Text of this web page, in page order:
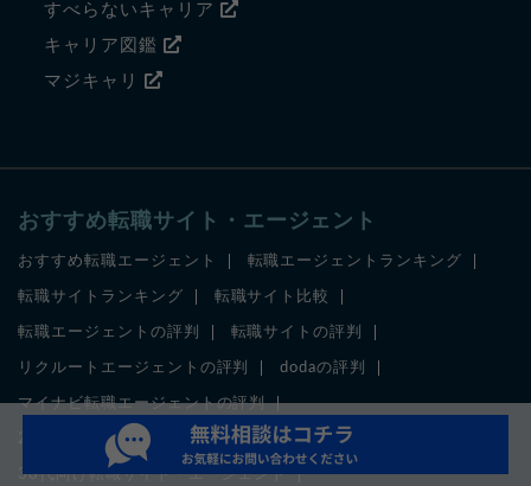
すべらないキャリア
キャリア図鑑
マジキャリ
おすすめ転職サイト・エージェント
おすすめ転職エージェント 転職エージェントランキング
転職サイトランキング 転職サイト比較
転職エージェントの評判 転職サイトの評判
リクルートエージェントの評判 dodaの評判
マイナビ転職エージェントの評判
20代向け転職サイト・エージェント
30代向け転職サイト・エージェント